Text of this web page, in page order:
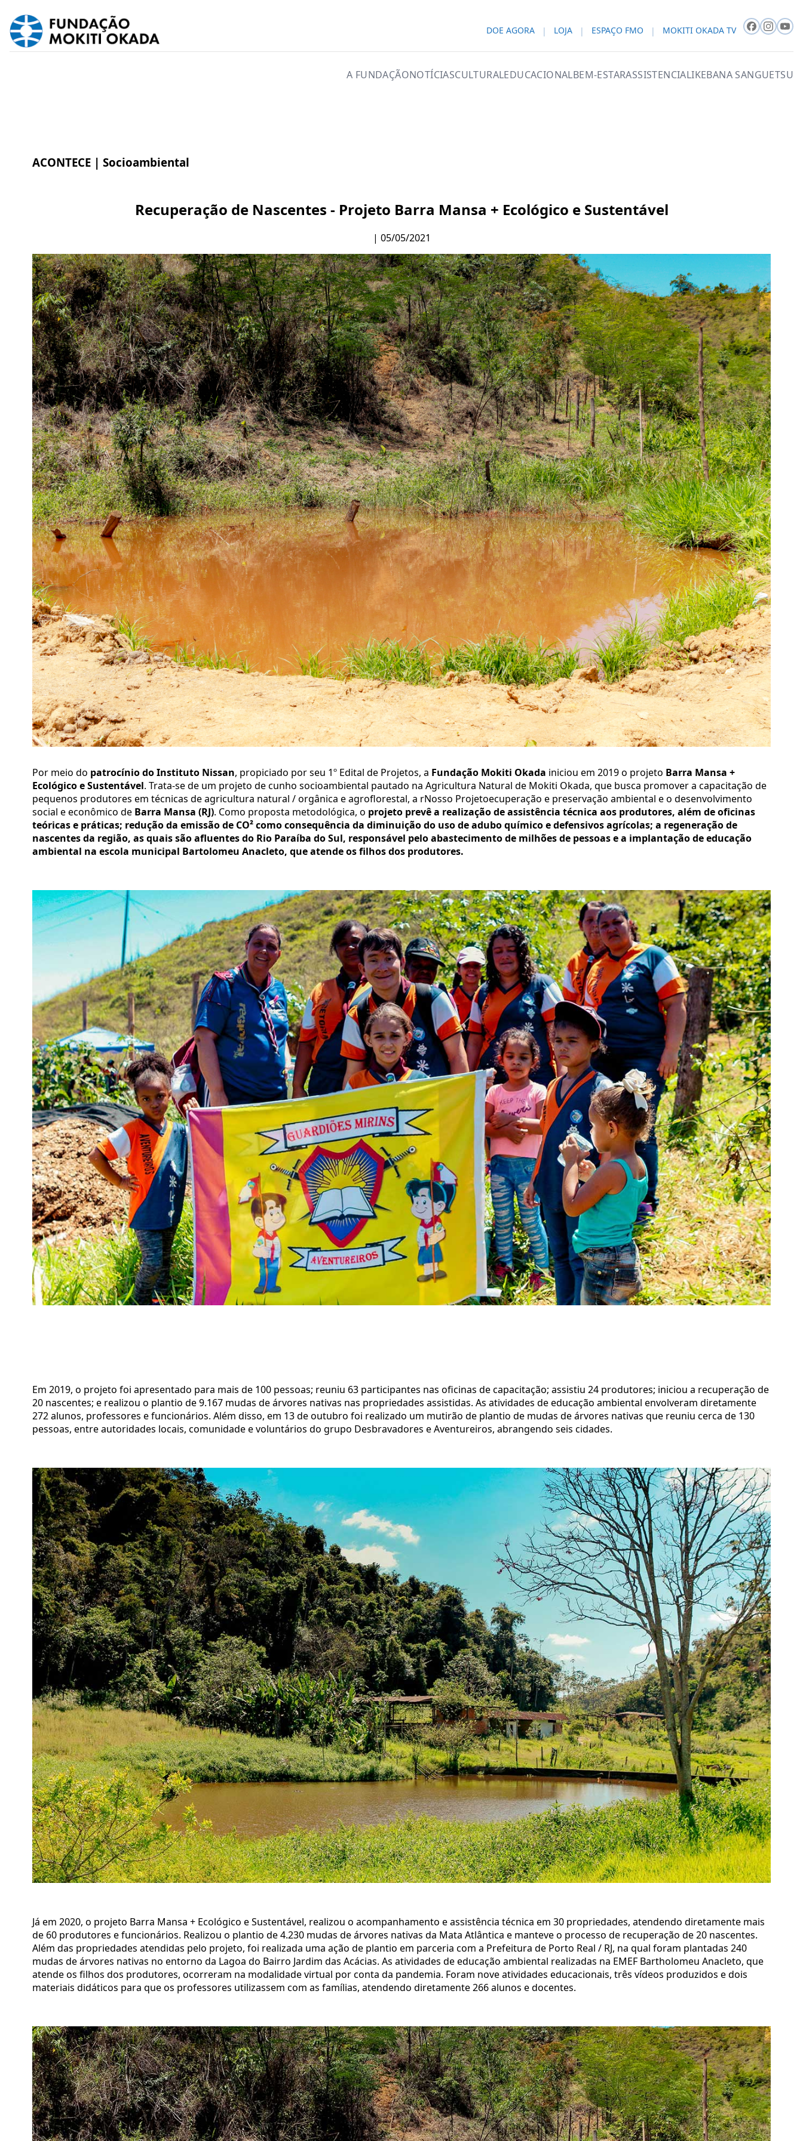
DOE AGORA LOJA ESPAÇO FMO MOKITI OKADA TV
A FUNDAÇÃONOTÍCIASCULTURALEDUCACIONALBEM-ESTARASSISTENCIALIKEBANA SANGUETSU
ACONTECE | Socioambiental
Recuperação de Nascentes - Projeto Barra Mansa + Ecológico e Sustentável
| 05/05/2021
Por meio do patrocínio do Instituto Nissan, propiciado por seu 1º Edital de Projetos, a Fundação Mokiti Okada iniciou em 2019 o projeto Barra Mansa +
Ecológico e Sustentável. Trata-se de um projeto de cunho socioambiental pautado na Agricultura Natural de Mokiti Okada, que busca promover a capacitação de
pequenos produtores em técnicas de agricultura natural / orgânica e agroflorestal, a rNosso Projetoecuperação e preservação ambiental e o desenvolvimento
social e econômico de Barra Mansa (RJ). Como proposta metodológica, o projeto prevê a realização de assistência técnica aos produtores, além de oficinas
teóricas e práticas; redução da emissão de CO² como consequência da diminuição do uso de adubo químico e defensivos agrícolas; a regeneração de
nascentes da região, as quais são afluentes do Rio Paraíba do Sul, responsável pelo abastecimento de milhões de pessoas e a implantação de educação
ambiental na escola municipal Bartolomeu Anacleto, que atende os filhos dos produtores.
Em 2019, o projeto foi apresentado para mais de 100 pessoas; reuniu 63 participantes nas oficinas de capacitação; assistiu 24 produtores; iniciou a recuperação de
20 nascentes; e realizou o plantio de 9.167 mudas de árvores nativas nas propriedades assistidas. As atividades de educação ambiental envolveram diretamente
272 alunos, professores e funcionários. Além disso, em 13 de outubro foi realizado um mutirão de plantio de mudas de árvores nativas que reuniu cerca de 130
pessoas, entre autoridades locais, comunidade e voluntários do grupo Desbravadores e Aventureiros, abrangendo seis cidades.
Já em 2020, o projeto Barra Mansa + Ecológico e Sustentável, realizou o acompanhamento e assistência técnica em 30 propriedades, atendendo diretamente mais
de 60 produtores e funcionários. Realizou o plantio de 4.230 mudas de árvores nativas da Mata Atlântica e manteve o processo de recuperação de 20 nascentes.
Além das propriedades atendidas pelo projeto, foi realizada uma ação de plantio em parceria com a Prefeitura de Porto Real / RJ, na qual foram plantadas 240
mudas de árvores nativas no entorno da Lagoa do Bairro Jardim das Acácias. As atividades de educação ambiental realizadas na EMEF Bartholomeu Anacleto, que
atende os filhos dos produtores, ocorreram na modalidade virtual por conta da pandemia. Foram nove atividades educacionais, três vídeos produzidos e dois
materiais didáticos para que os professores utilizassem com as famílias, atendendo diretamente 266 alunos e docentes.